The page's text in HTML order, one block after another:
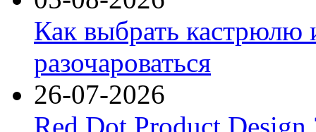
Как выбрать кастрюлю
разочароваться
26-07-2026